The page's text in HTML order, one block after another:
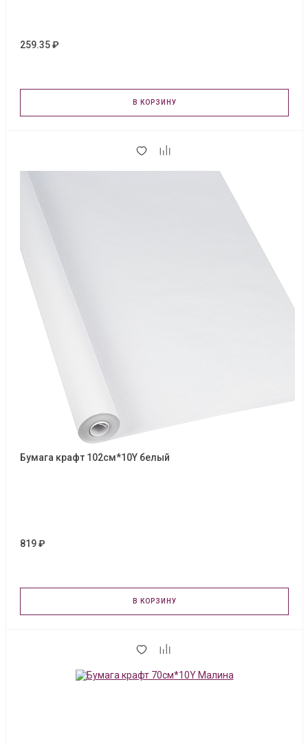
259.35 ₽
В КОРЗИНУ
Бумага крафт 102см*10Y белый
819 ₽
В КОРЗИНУ